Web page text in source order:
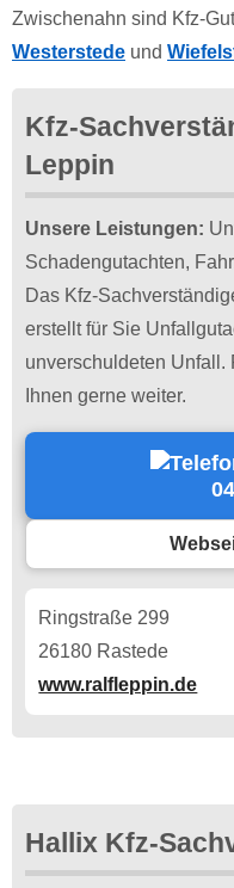
Zwischenahn sind Kfz-
Westerstede und
Kfz-
Leppin
Unsere Leistungen:
Schadengutachten,
Das Kfz-
erstellt für Sie
unverschuldeten Unfall.
Ihnen gerne weiter.
Ringstraße 299
26180 Rastede
www.ralfleppin.de
Hallix Kfz-